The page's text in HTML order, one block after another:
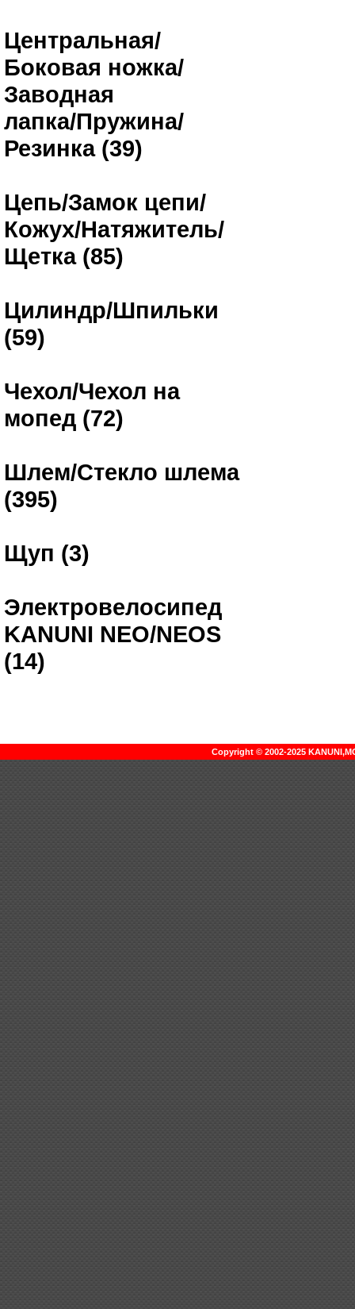
Центральная/
Боковая ножка/
Заводная
лапка/Пружина/
Резинка (39)
Цепь/Замок цепи/
Кожух/Натяжитель/
Щетка (85)
Цилиндр/Шпильки
(59)
Чехол/Чехол на
мопед (72)
Шлем/Стекло шлема
(395)
Щуп (3)
Электровелосипед
KANUNI NEO/NEOS
(14)
Copyright © 2002-2025